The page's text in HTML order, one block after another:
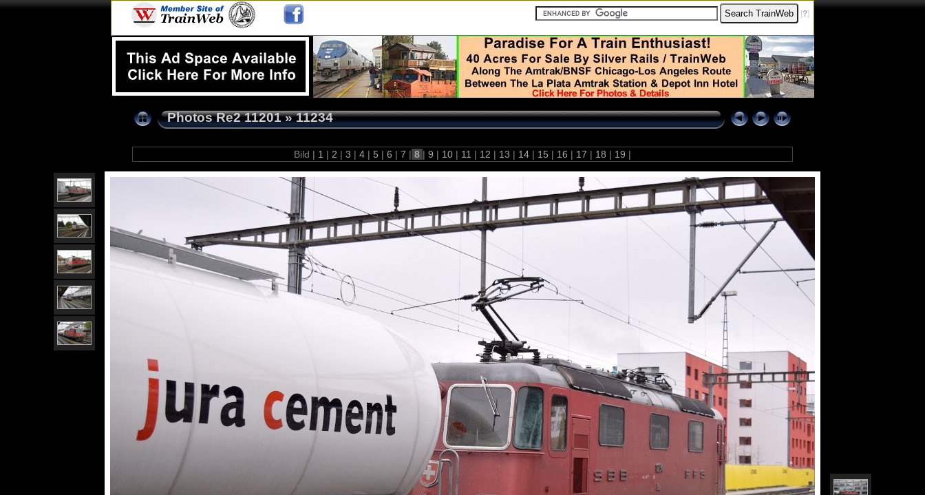
[?]
Photos Re2 11201»11234
Bild | 1 | 2 | 3 | 4 | 5 | 6 | 7 | 8 | 9 | 10 | 11 | 12 | 13 | 14 | 15 | 16 | 17 | 18 | 19 |